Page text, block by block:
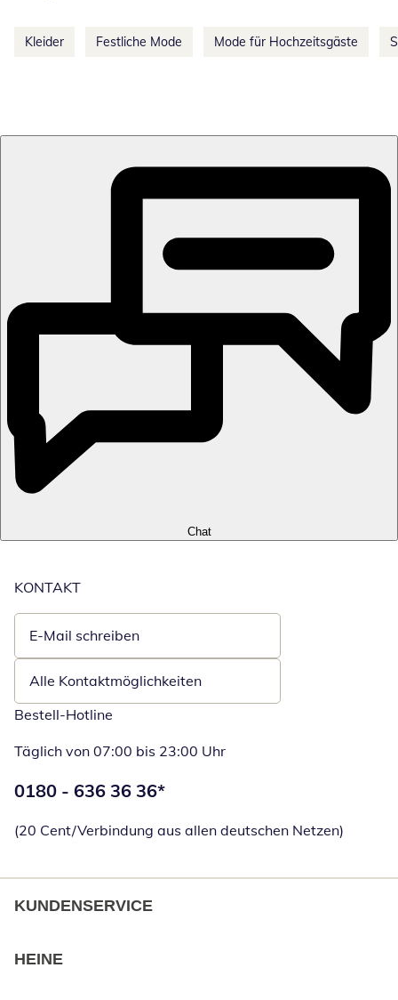
Kleider Festliche Mode Mode für Hochzeitsgäste
Chat
KONTAKT
E-Mail schreiben
Öffnet E-Mail-Client
Alle Kontaktmöglichkeiten
Bestell-Hotline
Täglich von 07:00 bis 23:00 Uhr
Telefonnummer:
0180 - 636 36 36*
(20 Cent/Verbindung aus allen deutschen Netzen)
KUNDENSERVICE
HEINE